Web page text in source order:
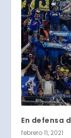
En defensa
febrero 11, 2021